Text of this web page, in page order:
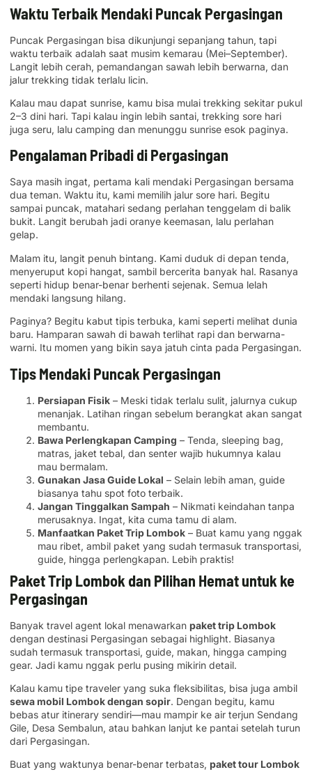
Waktu Terbaik Mendaki Puncak Pergasingan
Puncak Pergasingan bisa dikunjungi sepanjang tahun, tapi
waktu terbaik adalah saat musim kemarau (Mei–September).
Langit lebih cerah, pemandangan sawah lebih berwarna, dan
jalur trekking tidak terlalu licin.
Kalau mau dapat sunrise, kamu bisa mulai trekking sekitar pukul
2–3 dini hari. Tapi kalau ingin lebih santai, trekking sore hari
juga seru, lalu camping dan menunggu sunrise esok paginya.
Pengalaman Pribadi di Pergasingan
Saya masih ingat, pertama kali mendaki Pergasingan bersama
dua teman. Waktu itu, kami memilih jalur sore hari. Begitu
sampai puncak, matahari sedang perlahan tenggelam di balik
bukit. Langit berubah jadi oranye keemasan, lalu perlahan
gelap.
Malam itu, langit penuh bintang. Kami duduk di depan tenda,
menyeruput kopi hangat, sambil bercerita banyak hal. Rasanya
seperti hidup benar-benar berhenti sejenak. Semua lelah
mendaki langsung hilang.
Paginya? Begitu kabut tipis terbuka, kami seperti melihat dunia
baru. Hamparan sawah di bawah terlihat rapi dan berwarna-
warni. Itu momen yang bikin saya jatuh cinta pada Pergasingan.
Tips Mendaki Puncak Pergasingan
Persiapan Fisik – Meski tidak terlalu sulit, jalurnya cukup
menanjak. Latihan ringan sebelum berangkat akan sangat
membantu.
Bawa Perlengkapan Camping – Tenda, sleeping bag,
matras, jaket tebal, dan senter wajib hukumnya kalau
mau bermalam.
Gunakan Jasa Guide Lokal – Selain lebih aman, guide
biasanya tahu spot foto terbaik.
Jangan Tinggalkan Sampah – Nikmati keindahan tanpa
merusaknya. Ingat, kita cuma tamu di alam.
Manfaatkan Paket Trip Lombok – Buat kamu yang nggak
mau ribet, ambil paket yang sudah termasuk transportasi,
guide, hingga perlengkapan. Lebih praktis!
Paket Trip Lombok dan Pilihan Hemat untuk ke
Pergasingan
Banyak travel agent lokal menawarkan paket trip Lombok
dengan destinasi Pergasingan sebagai highlight. Biasanya
sudah termasuk transportasi, guide, makan, hingga camping
gear. Jadi kamu nggak perlu pusing mikirin detail.
Kalau kamu tipe traveler yang suka fleksibilitas, bisa juga ambil
sewa mobil Lombok dengan sopir. Dengan begitu, kamu
bebas atur itinerary sendiri—mau mampir ke air terjun Sendang
Gile, Desa Sembalun, atau bahkan lanjut ke pantai setelah turun
dari Pergasingan.
Buat yang waktunya benar-benar terbatas, paket tour Lombok